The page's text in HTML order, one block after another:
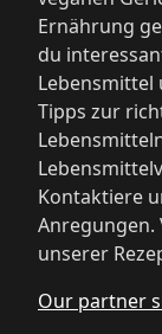
Ernährung
du
Lebensmittel
Tipps zur
Kontaktiere
Anregungen.
unserer
Our partner